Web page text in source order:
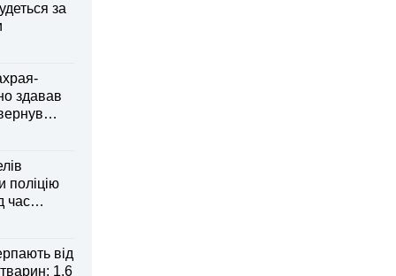
за
здавав
поліцію
час
від
1,6